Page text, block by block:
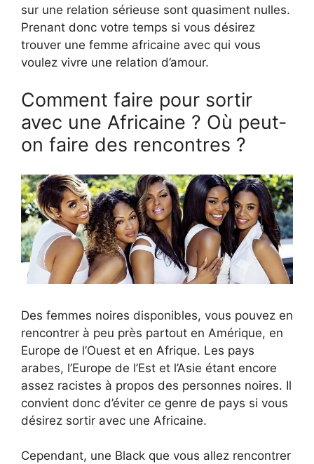
sur une relation sérieuse sont quasiment nulles.
Prenant donc votre temps si vous désirez
trouver une femme africaine avec qui vous
voulez vivre une relation d’amour.
Comment faire pour sortir
avec une Africaine ? Où peut-
on faire des rencontres ?
Des femmes noires disponibles, vous pouvez en
rencontrer à peu près partout en Amérique, en
Europe de l’Ouest et en Afrique. Les pays
arabes, l’Europe de l’Est et l’Asie étant encore
assez racistes à propos des personnes noires. Il
convient donc d’éviter ce genre de pays si vous
désirez sortir avec une Africaine.
Cependant, une Black que vous allez rencontrer